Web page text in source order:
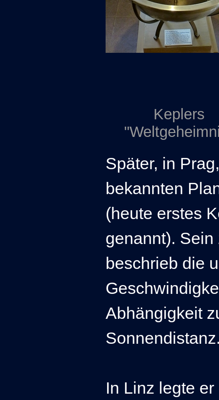
Keplers
Später, in
bekannten
(heute erstes
genannt).
beschrieb die
Abhängigkeit
In Linz legte